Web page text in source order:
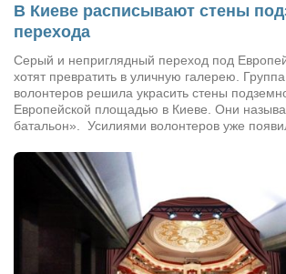
Досье
Лариса Ильченко
Орест Коваль
Елена Мельник
Вера Паненко
Семён Салатенко
Сергей Шепилов
В Киеве расписывают стены
перехода
Серый и неприглядный переход под
хотят превратить в уличную галерею.
волонтеров решила украсить стены
Европейской площадью в Киеве. Они
батальон». Усилиями волонтеров уже